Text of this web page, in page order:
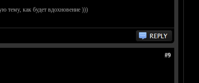
тему, как будет вдохновение )))
#9